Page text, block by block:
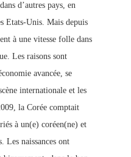
d’autres pays, en
Etats-Unis. Mais depuis
à une vitesse folle dans
Les raisons sont
avancée, se
internationale et les
la Corée comptait
à un(e) coréen(ne) et
Les naissances ont